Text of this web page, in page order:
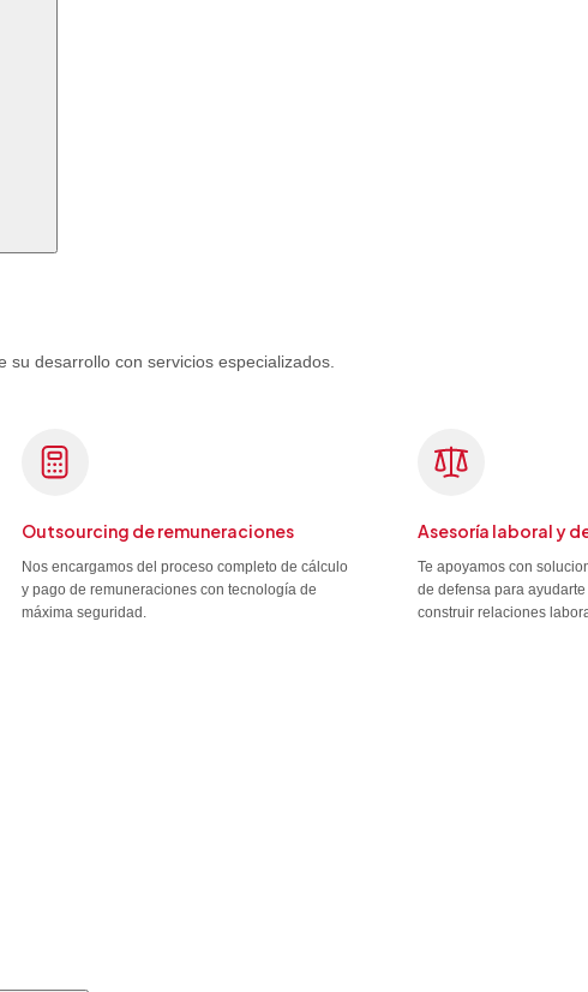
desarrollo con servicios especializados.
Outsourcing de remuneraciones
Nos encargamos del proceso completo de cálculo
y pago de remuneraciones con tecnología de
máxima seguridad.
Asesoría laboral y
Te apoyamos con
de defensa para
construir relaciones